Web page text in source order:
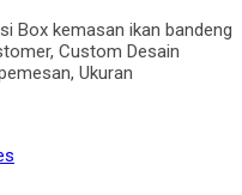
Box kemasan ikan bandeng
Custom Desain
Ukuran